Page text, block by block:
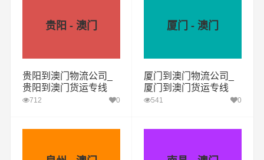
贵阳 - 澳门
贵阳到澳门物流公司_
贵阳到澳门货运专线
712 0
厦门 - 澳门
厦门到澳门物流公司_
厦门到澳门货运专线
541 0